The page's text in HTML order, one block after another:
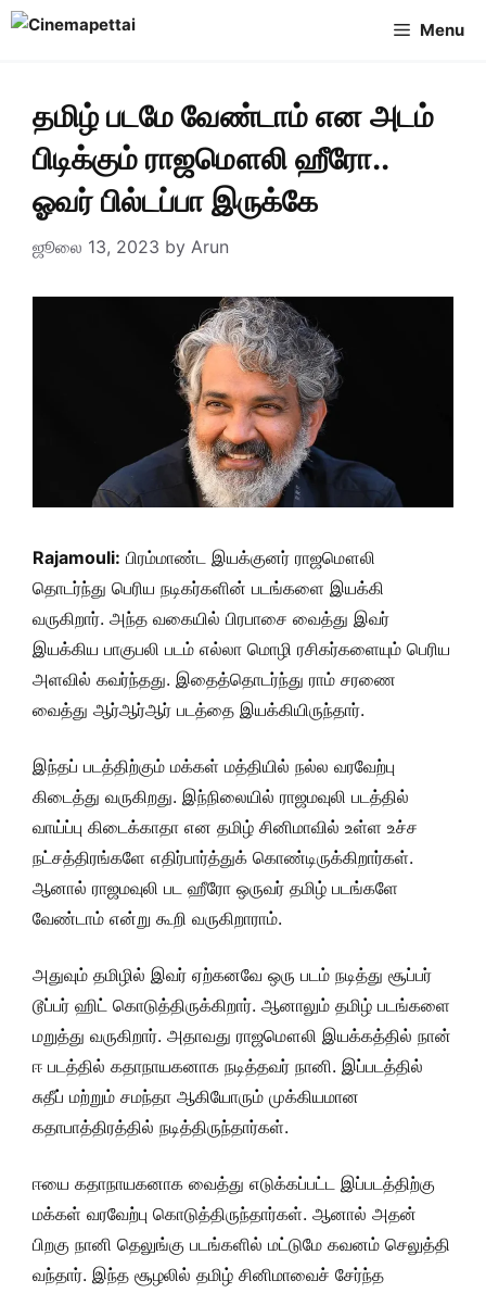
Skip
Menu
தமிழ் படமே வேண்டாம் என அடம்
பிடிக்கும் ராஜமௌலி ஹீரோ..
ஓவர் பில்டப்பா இருக்கே
ஜூலை 13, 2023 by Arun
Rajamouli: பிரம்மாண்ட இயக்குனர் ராஜமௌலி
தொடர்ந்து பெரிய நடிகர்களின் படங்களை இயக்கி
வருகிறார். அந்த வகையில் பிரபாசை வைத்து இவர்
இயக்கிய பாகுபலி படம் எல்லா மொழி ரசிகர்களையும் பெரிய
அளவில் கவர்ந்தது. இதைத்தொடர்ந்து ராம் சரணை
வைத்து ஆர்ஆர்ஆர் படத்தை இயக்கியிருந்தார்.
இந்தப் படத்திற்கும் மக்கள் மத்தியில் நல்ல வரவேற்பு
கிடைத்து வருகிறது. இந்நிலையில் ராஜமவுலி படத்தில்
வாய்ப்பு கிடைக்காதா என தமிழ் சினிமாவில் உள்ள உச்ச
நட்சத்திரங்களே எதிர்பார்த்துக் கொண்டிருக்கிறார்கள்.
ஆனால் ராஜமவுலி பட ஹீரோ ஒருவர் தமிழ் படங்களே
வேண்டாம் என்று கூறி வருகிறாராம்.
அதுவும் தமிழில் இவர் ஏற்கனவே ஒரு படம் நடித்து சூப்பர்
டூப்பர் ஹிட் கொடுத்திருக்கிறார். ஆனாலும் தமிழ் படங்களை
மறுத்து வருகிறார். அதாவது ராஜமௌலி இயக்கத்தில் நான்
ஈ படத்தில் கதாநாயகனாக நடித்தவர் நானி. இப்படத்தில்
சுதீப் மற்றும் சமந்தா ஆகியோரும் முக்கியமான
கதாபாத்திரத்தில் நடித்திருந்தார்கள்.
ஈயை கதாநாயகனாக வைத்து எடுக்கப்பட்ட இப்படத்திற்கு
மக்கள் வரவேற்பு கொடுத்திருந்தார்கள். ஆனால் அதன்
பிறகு நானி தெலுங்கு படங்களில் மட்டுமே கவனம் செலுத்தி
வந்தார். இந்த சூழலில் தமிழ் சினிமாவைச் சேர்ந்த